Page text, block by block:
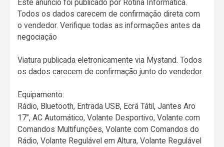
Este anúncio foi publicado por Rotina Informática.
Todos os dados carecem de confirmação direta com
o vendedor. Verifique todas as informações antes da
negociação
Viatura publicada eletronicamente via Mystand. Todos
os dados carecem de confirmação junto do vendedor.
Equipamento:
Rádio, Bluetooth, Entrada USB, Ecrã Tátil, Jantes Aro
17”, AC Automático, Volante Desportivo, Volante com
Comandos Multifunções, Volante com Comandos do
Rádio, Volante Regulável em Altura, Volante Regulável